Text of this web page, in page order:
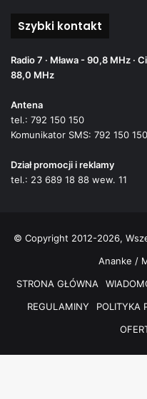
Szybki kontakt
Radio 7 · Mława - 90,8 MHz ·
88,0 MHz
Antena
tel.: 792 150 150
Komunikator SMS: 792 150
Dział promocji i reklamy
tel.: 23 689 18 88 wew. 11
© Copyright 2012-2026,
Ananke /
STRONA GŁÓWNA
REGULAMINY
POLITYKA